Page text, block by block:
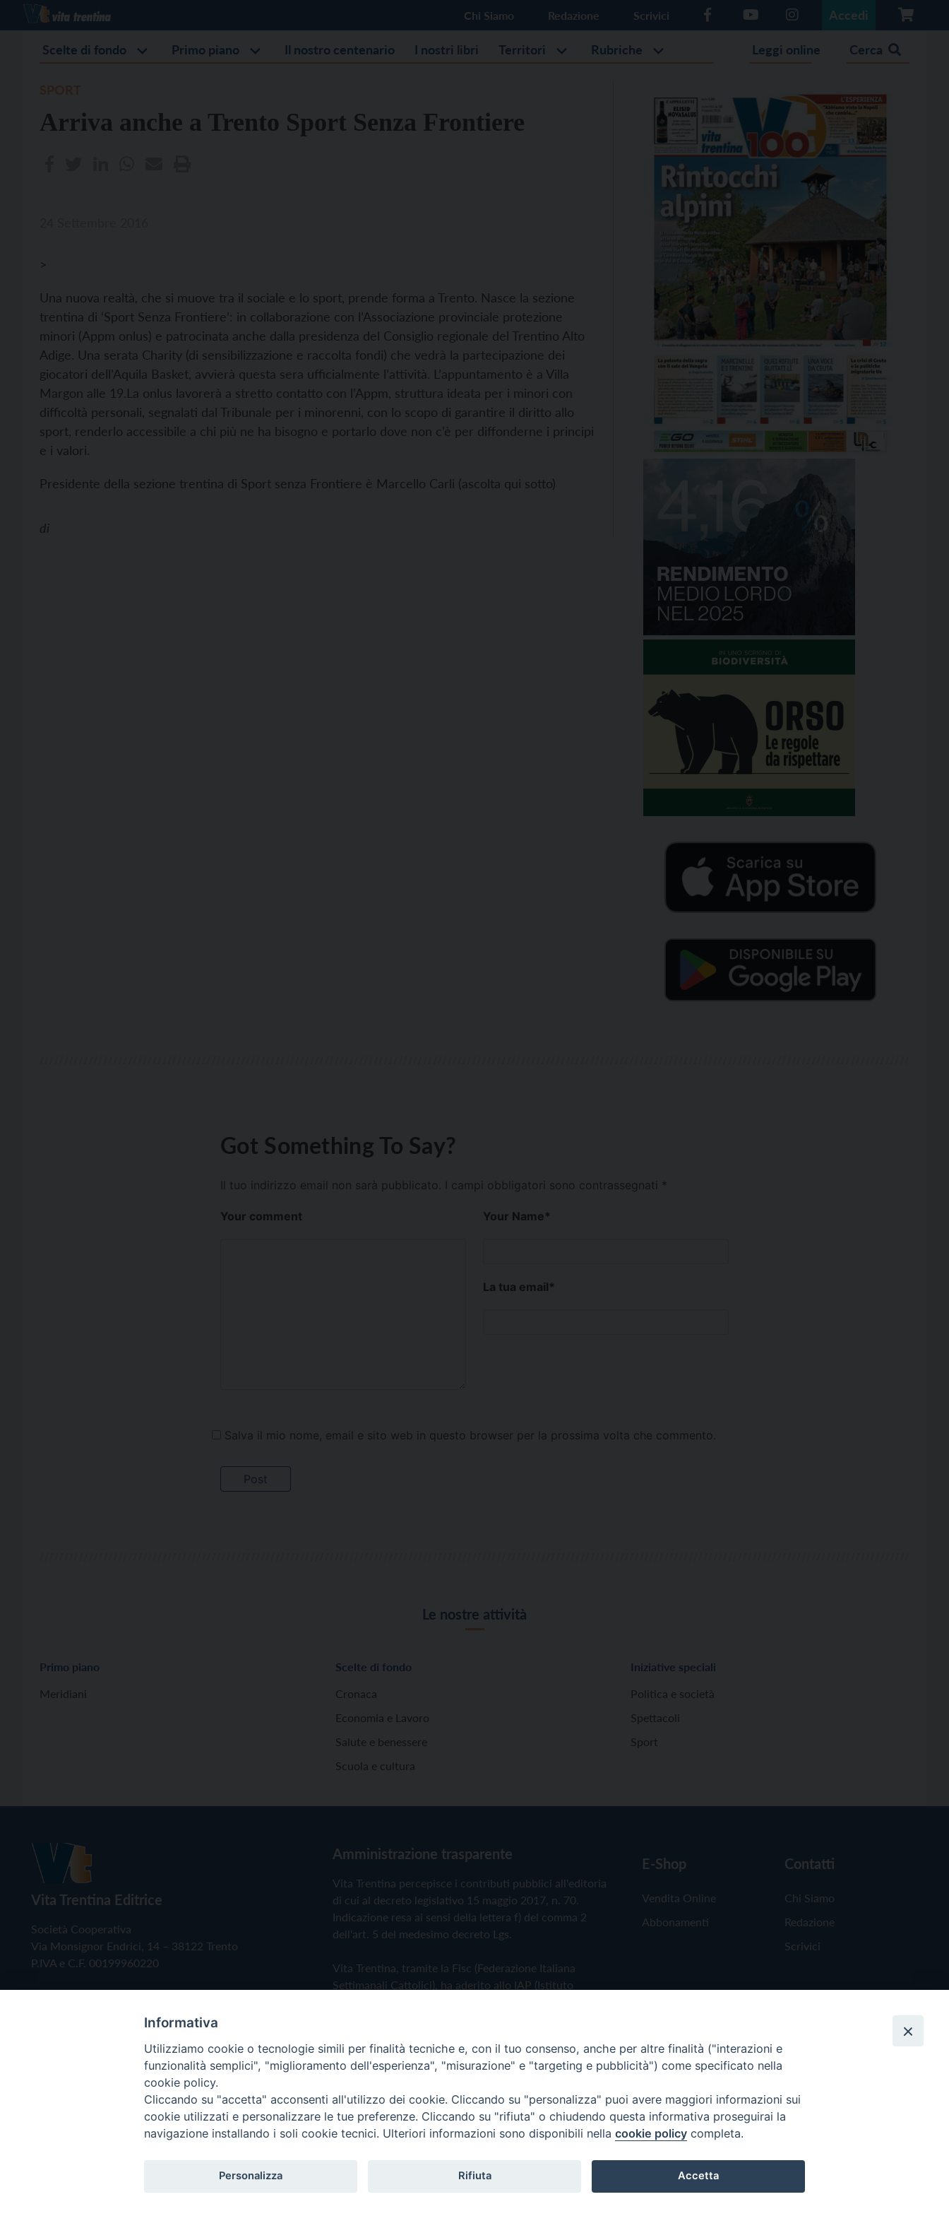
Chi Siamo Redazione Scrivici Accedi
Scelte di fondo Primo piano Il nostro centenario I nostri libri Territori Rubriche Leggi online Cerca
Arriva anche a Trento Sport Senza Frontiere
>
Una nuova realtà, che si muove tra il sociale e lo sport, prende forma a Trento. Nasce la sezione
trentina di ‘Sport Senza Frontiere’: in collaborazione con l’Associazione provinciale protezione
minori (Appm onlus) e patrocinata anche dalla presidenza del Consiglio regionale del Trentino Alto
Adige. Una serata Charity (di sensibilizzazione e raccolta fondi) che vedrà la partecipazione dei
giocatori dell’Aquila Basket, avvierà questa sera ufficialmente l’attività. L’appuntamento è a Villa
Margon alle 19.La onlus lavorerà a stretto contatto con l’Appm, struttura ideata per i minori con
difficoltà personali, segnalati dal Tribunale per i minorenni, con lo scopo di garantire il diritto allo
sport, renderlo accessibile a chi più ne ha bisogno e portarlo dove non c’è per diffonderne i principi
e i valori.
Presidente della sezione trentina di Sport senza Frontiere è Marcello Carli (ascolta qui sotto)
di
Got Something To Say?
Il tuo indirizzo email non sarà pubblicato. I campi obbligatori sono contrassegnati *
Your comment Your Name*
La tua email*
Salva il mio nome, email e sito web in questo browser per la prossima volta che commento.
Le nostre attività
Primo piano
Meridiani
Scelte di fondo
Cronaca
Economia e Lavoro
Salute e benessere
Scuola e cultura
Iniziative speciali
Politica e società
Spettacoli
Sport
Vita Trentina Editrice
Società Cooperativa
Via Monsignor Endrici, 14 – 38122 Trento
P.IVA e C.F. 00199960220
Amministrazione trasparente
Vita Trentina percepisce i contributi pubblici all'editoria
di cui al decreto legislativo 15 maggio 2017, n. 70.
Indicazione resa ai sensi della lettera f) del comma 2
dell'art. 5 del medesimo decreto Lgs.
Vita Trentina, tramite la Fisc (Federazione Italiana
Settimanali Cattolici), ha aderito allo IAP (Istituto
Privacy Policy Cookie Policy
E-Shop
Vendita Online
Abbonamenti
Contatti
Chi Siamo
Redazione
Scrivici
Copyright © 2019 - Tutti i diritti riservati - Vita Trentina Editrice
Informativa
Utilizziamo cookie o tecnologie simili per finalità tecniche e, con il tuo consenso, anche per altre finalità ("interazioni e
funzionalità semplici", "miglioramento dell'esperienza", "misurazione" e "targeting e pubblicità") come specificato nella
cookie policy.
Cliccando su "accetta" acconsenti all'utilizzo dei cookie. Cliccando su "personalizza" puoi avere maggiori informazioni sui
cookie utilizzati e personalizzare le tue preferenze. Cliccando su "rifiuta" o chiudendo questa informativa proseguirai la
navigazione installando i soli cookie tecnici. Ulteriori informazioni sono disponibili nella cookie policy completa.
Personalizza Rifiuta Accetta